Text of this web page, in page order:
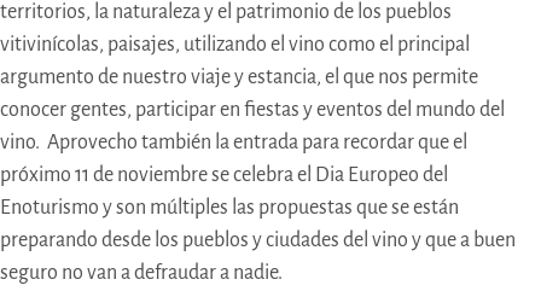
territorios, la naturaleza y el patrimonio de los pueblos
vitivinícolas, paisajes, utilizando el vino como el principal
argumento de nuestro viaje y estancia, el que nos permite
conocer gentes, participar en fiestas y eventos del mundo del
vino. Aprovecho también la entrada para recordar que el
próximo 11 de noviembre se celebra el Dia Europeo del
Enoturismo y son múltiples las propuestas que se están
preparando desde los pueblos y ciudades del vino y que a buen
seguro no van a defraudar a nadie.